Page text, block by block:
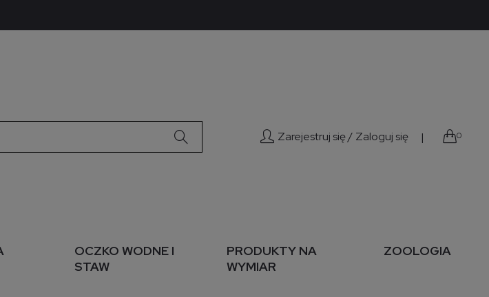
Zarejestruj się / Zaloguj się | 0
OCZKO WODNE I
STAW
PRODUKTY NA
WYMIAR
ZOOLOGIA